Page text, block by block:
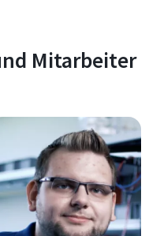
Mitarbeiter